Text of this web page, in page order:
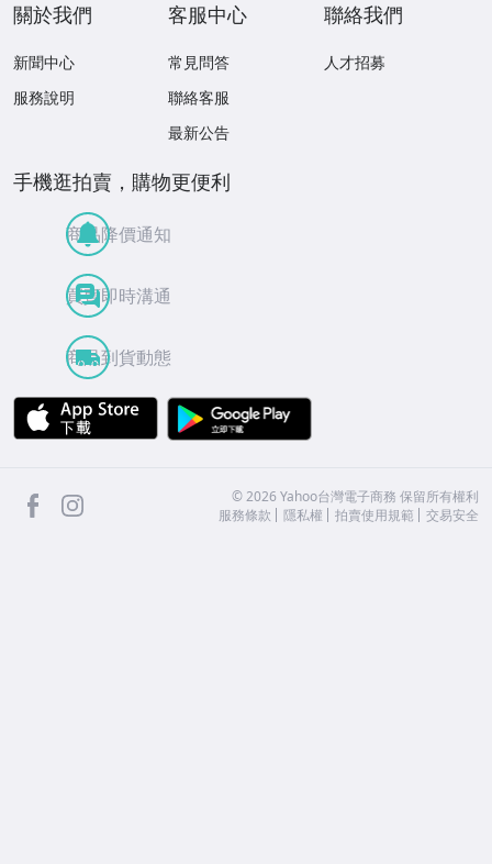
關於我們
新聞中心
服務說明
客服中心
常見問答
聯絡客服
最新公告
聯絡我們
人才招募
手機逛拍賣，購物更便利
商品降價通知
買賣即時溝通
商品到貨動態
APP Store
facebook ©2026 Yahoo台灣電子商務 保留所有權利
服務條款
隱私權 拍賣使用規範 交易安全